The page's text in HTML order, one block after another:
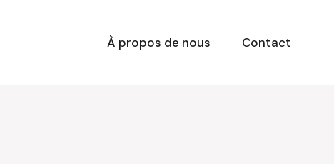
À propos de nous
Contact